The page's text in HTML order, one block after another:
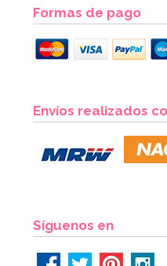
Formas de pago
Envíos realizados
Síguenos en